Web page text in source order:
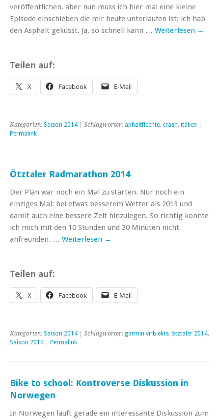
veröffentlichen, aber nun muss ich hier mal eine kleine
Episode einschieben die mir heute unterlaufen ist: ich hab
den Asphalt geküsst. Ja, so schnell kann … Weiterlesen →
Teilen auf:
X Facebook E-Mail
Kategorien: Saison 2014 | Schlagwörter: aphaltflechte, crash, italien
Permalink
Ötztaler Radmarathon 2014
Der Plan war noch ein Mal zu starten. Nur noch ein
einziges Mal: bei etwas besserem Wetter als 2013 und
damit auch eine bessere Zeit hinzulegen. So richtig konnte
ich mich mit den 10 Stunden und 30 Minuten nicht
anfreunden. … Weiterlesen →
Teilen auf:
X Facebook E-Mail
Kategorien: Saison 2014 | Schlagwörter: garmin virb elite, ötztaler 2014,
Saison 2014
Permalink
Bike to school: Kontroverse Diskussion in
Norwegen
In Norwegen läuft gerade ein interessante Diskussion zum